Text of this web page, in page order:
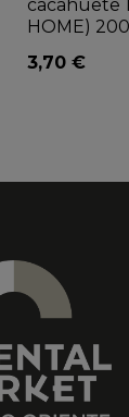
cacahuete
HOME)
3,70 €